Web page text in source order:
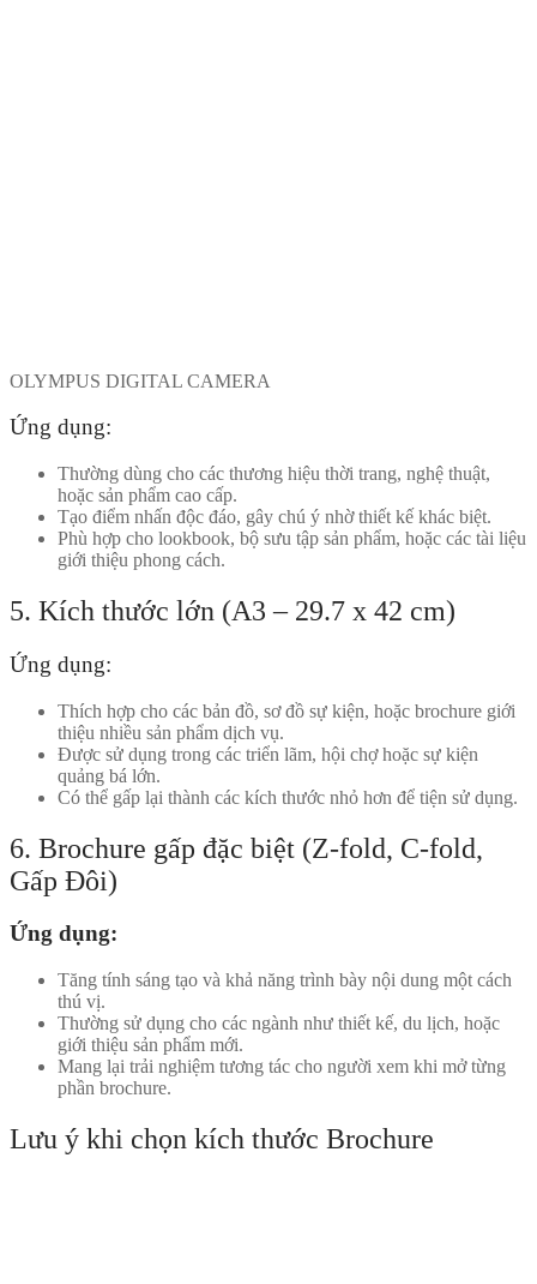
OLYMPUS DIGITAL CAMERA
Ứng dụng:
Thường dùng cho các thương hiệu thời trang, nghệ thuật,
hoặc sản phẩm cao cấp.
Tạo điểm nhấn độc đáo, gây chú ý nhờ thiết kế khác biệt.
Phù hợp cho lookbook, bộ sưu tập sản phẩm, hoặc các tài liệu
giới thiệu phong cách.
5. Kích thước lớn (A3 – 29.7 x 42 cm)
Ứng dụng:
Thích hợp cho các bản đồ, sơ đồ sự kiện, hoặc brochure giới
thiệu nhiều sản phẩm dịch vụ.
Được sử dụng trong các triển lãm, hội chợ hoặc sự kiện
quảng bá lớn.
Có thể gấp lại thành các kích thước nhỏ hơn để tiện sử dụng.
6. Brochure gấp đặc biệt (Z-fold, C-fold,
Gấp Đôi)
Ứng dụng:
Tăng tính sáng tạo và khả năng trình bày nội dung một cách
thú vị.
Thường sử dụng cho các ngành như thiết kế, du lịch, hoặc
giới thiệu sản phẩm mới.
Mang lại trải nghiệm tương tác cho người xem khi mở từng
phần brochure.
Lưu ý khi chọn kích thước Brochure